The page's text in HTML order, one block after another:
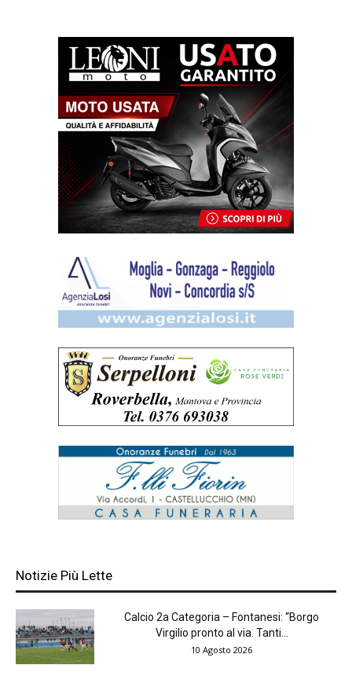
Notizie Più Lette
Calcio 2a Categoria – Fontanesi: “Borgo
Virgilio pronto al via. Tanti...
10 Agosto 2026